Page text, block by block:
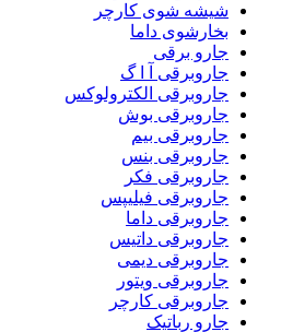
شیشه شوی کارچر
بخارشوی داما
جارو برقی
جاروبرقی آ ا گ
جاروبرقی الکترولوکس
جاروبرقی بوش
جاروبرقی بیم
جاروبرقی بنس
جاروبرقی فکر
جاروبرقی فیلیپس
جاروبرقی داما
جاروبرقی داتیس
جاروبرقی دیمی
جاروبرقی ویتور
جاروبرقی کارچر
جارو رباتیک